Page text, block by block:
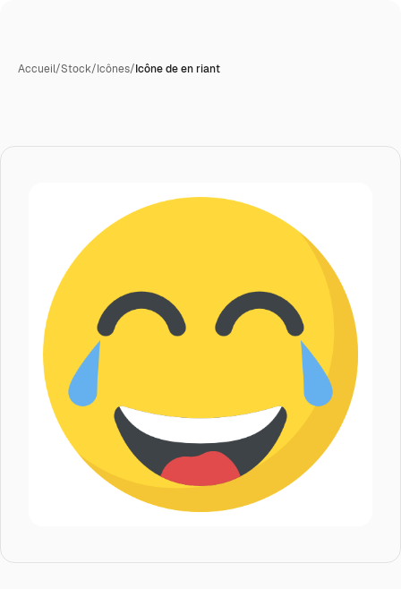
Accueil/Stock/Icônes/Icône de en riant